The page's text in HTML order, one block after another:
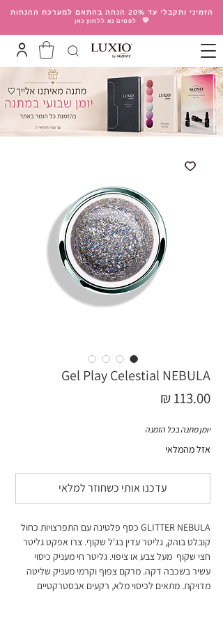
הזמיני ותקבלי עד 20% הנחה בהתאם למערכת ההנחות
💛
לפטים נא ללחוץ כאן
Gel Play Celestial NEBULA
יומן מתנה בכל הזמנה
אזל מהמלאי
עדכנו אותי כשחוזר למלאי
GLITTER NEBULA כסף פלטינה עם התפרצויות כחול
קובלט בוהק, גליטר עדין בג'ל שקוף. צרו אפקט גליטר
חצי שקוף מעל צבע או ציפוי. גליטר חי מעניק כיסוי
עשיר בשכבה דקה. מרקם צפוף וקרמי מעניק שליטה
מדויקת. מתאים לכיסוי מלא, רקעים אבסטרקטיים